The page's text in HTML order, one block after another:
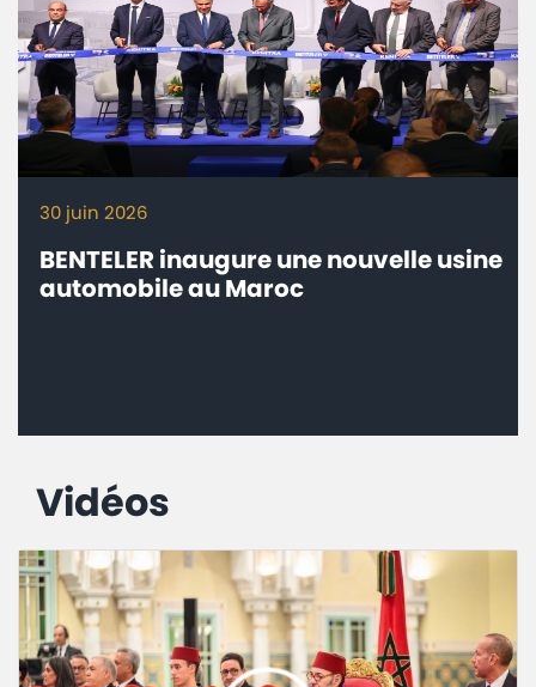
30 juin 2026
BENTELER inaugure une nouvelle usine
automobile au Maroc
Vidéos